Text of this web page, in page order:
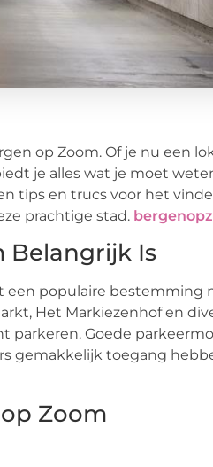
op Zoom. Of je nu een
je alles wat je moet
tips en trucs voor het
prachtige stad.
Belangrijk Is
populaire bestemming
Het Markiezenhof en
parkeren. Goede
gemakkelijk toegang
Zoom